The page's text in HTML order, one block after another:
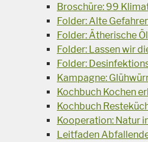
Broschüre: 99
Folder: Alte
Folder: Ätherische
Folder: Lassen wir
Folder:
Kampagne:
Kochbuch Kochen
Kochbuch
Kooperation: Natur
Leitfaden